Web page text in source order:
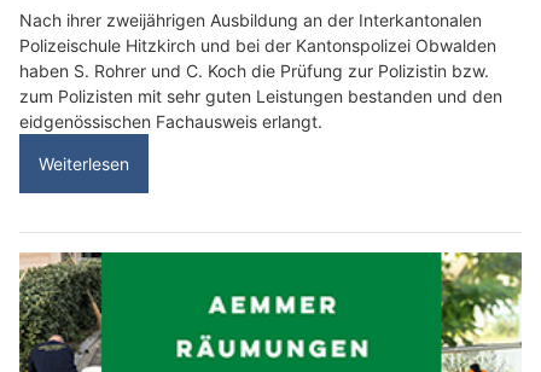
Nach ihrer zweijährigen Ausbildung an der Interkantonalen
Polizeischule Hitzkirch und bei der Kantonspolizei Obwalden
haben S. Rohrer und C. Koch die Prüfung zur Polizistin bzw.
zum Polizisten mit sehr guten Leistungen bestanden und den
eidgenössischen Fachausweis erlangt.
Weiterlesen